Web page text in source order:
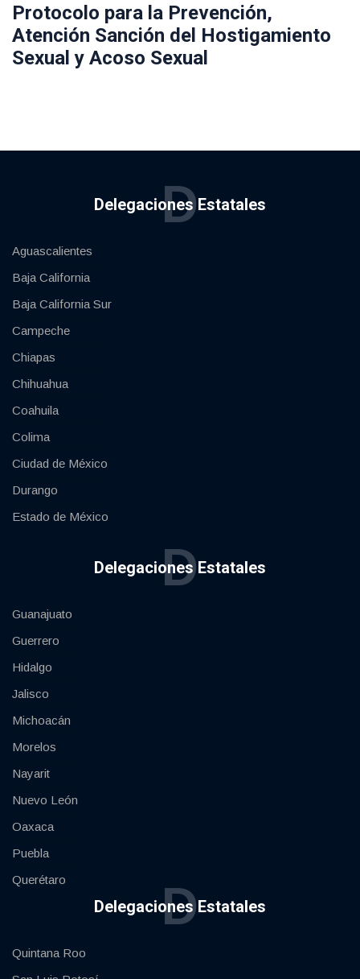
Protocolo para la Prevención,
Atención Sanción del Hostigamiento
Sexual y Acoso Sexual
Delegaciones Estatales
D
Aguascalientes
Baja California
Baja California Sur
Campeche
Chiapas
Chihuahua
Coahuila
Colima
Ciudad de México
Durango
Estado de México
Delegaciones Estatales
D
Guanajuato
Guerrero
Hidalgo
Jalisco
Michoacán
Morelos
Nayarit
Nuevo León
Oaxaca
Puebla
Querétaro
Delegaciones Estatales
D
Quintana Roo